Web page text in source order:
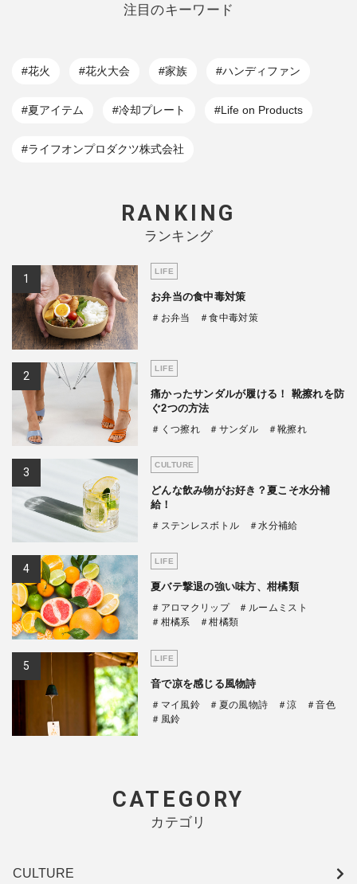
注目のキーワード
#花火 #花火大会 #家族 #ハンディファン
#夏アイテム #冷却プレート #Life on Products
#ライフオンプロダクツ株式会社
RANKING
ランキング
LIFE
お弁当の食中毒対策
＃お弁当 ＃食中毒対策
LIFE
痛かったサンダルが履ける！ 靴擦れを防
ぐ2つの方法
＃くつ擦れ ＃サンダル ＃靴擦れ
CULTURE
どんな飲み物がお好き？夏こそ水分補
給！
＃ステンレスボトル ＃水分補給
LIFE
夏バテ撃退の強い味方、柑橘類
＃アロマクリップ
＃ルームミスト
＃柑橘系
＃柑橘類
LIFE
音で凉を感じる風物詩
＃マイ風鈴 ＃夏の風物詩 ＃涼
＃音色
＃風鈴
CATEGORY
カテゴリ
CULTURE